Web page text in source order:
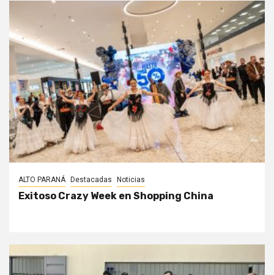
ALTO PARANÁ Destacadas Noticias
Exitoso Crazy Week en Shopping China